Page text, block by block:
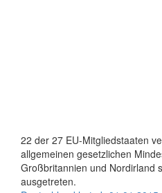
22 der 27 EU-Mitgliedstaaten
allgemeinen gesetzlichen
Großbritannien und Nordirland
ausgetreten.